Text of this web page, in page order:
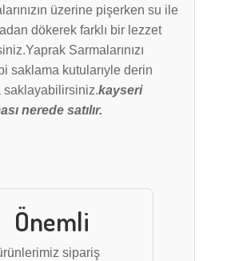
üzerine pişerken su ile
dökerek farklı bir lezzet
Sarmalarınızı
saklama kutularıyle derin
saklayabilirsiniz.kayseri
nerede satılır.
Önemli
sipariş